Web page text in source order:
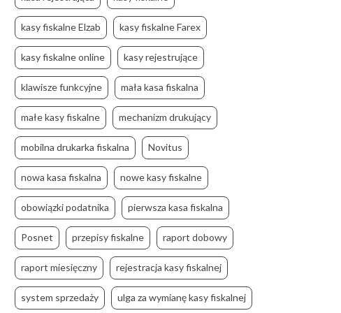
kasy fiskalne Elzab kasy fiskalne Farex
kasy fiskalne online kasy rejestrujące
klawisze funkcyjne mała kasa fiskalna
małe kasy fiskalne mechanizm drukujący
mobilna drukarka fiskalna Novitus
nowa kasa fiskalna nowe kasy fiskalne
obowiązki podatnika pierwsza kasa fiskalna
Posnet przepisy fiskalne raport dobowy
raport miesięczny rejestracja kasy fiskalnej
system sprzedaży ulga za wymianę kasy fiskalnej